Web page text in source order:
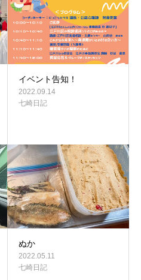
イベント告知！
2022.09.14
七崎日記
ぬか
2022.05.11
七崎日記